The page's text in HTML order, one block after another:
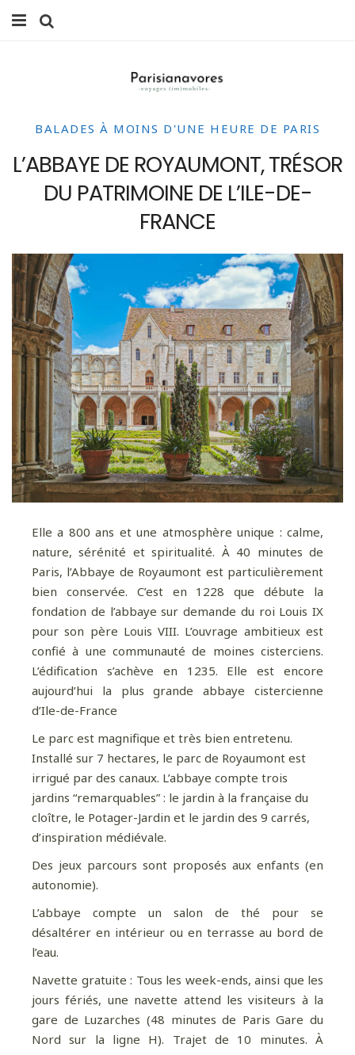
FAMILLE
VOYAGES
WEEK-ENDS
CULTURE
0 ITEMS -0,00€
BALADES À MOINS D'UNE HEURE DE PARIS
L’ABBAYE DE ROYAUMONT, TRÉSOR
DU PATRIMOINE DE L’ILE-DE-
FRANCE
Elle a 800 ans et une atmosphère unique : calme,
nature, sérénité et spiritualité. À 40 minutes de
Paris, l’Abbaye de Royaumont est particulièrement
bien conservée. C’est en 1228 que débute la
fondation de l’abbaye sur demande du roi Louis IX
pour son père Louis VIII. L’ouvrage ambitieux est
confié à une communauté de moines cisterciens.
L’édification s’achève en 1235. Elle est encore
aujourd’hui la plus grande abbaye cistercienne
d’Ile-de-France
Le parc est magnifique et très bien entretenu.
Installé sur 7 hectares, le parc de Royaumont est
irrigué par des canaux. L’abbaye compte trois
jardins “remarquables” : le jardin à la française du
cloître, le Potager-Jardin et le jardin des 9 carrés,
d’inspiration médiévale.
Des jeux parcours sont proposés aux enfants (en
autonomie).
L’abbaye compte un salon de thé pour se
désaltérer en intérieur ou en terrasse au bord de
l’eau.
Navette gratuite : Tous les week-ends, ainsi que les
jours fériés, une navette attend les visiteurs à la
gare de Luzarches (48 minutes de Paris Gare du
Nord sur la ligne H). Trajet de 10 minutes. À